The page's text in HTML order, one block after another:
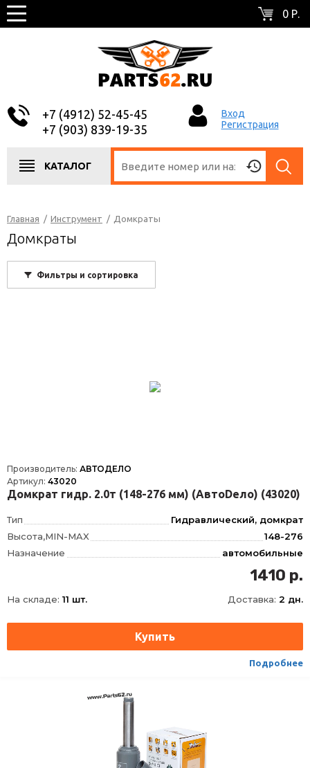
0 Р.
+7 (4912) 52-45-45
+7 (903) 839-19-35
Вход
Регистрация
КАТАЛОГ
Главная / Инструмент / Домкраты
Домкраты
Фильтры и сортировка
Производитель: АВТОДЕЛО
Артикул: 43020
Домкрат гидр. 2.0т (148-276 мм) (АвтоDело) (43020)
Тип
Гидравлический, домкрат
Высота,MIN-MAX
148-276
Назначение
автомобильные
бутылочный
гидравлический
Максимальная нагрузка
2 т
1410 р.
На складе: 11 шт. Доставка: 2 дн.
Подробнее